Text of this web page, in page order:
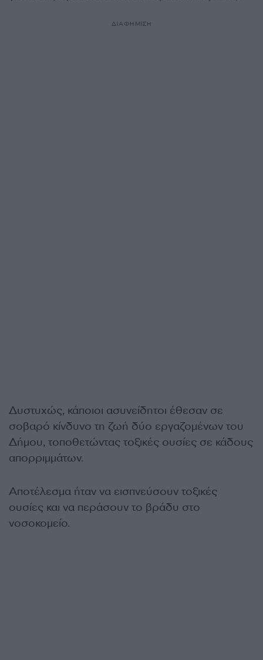
ΔΙΑΦΗΜΙΣΗ
Δυστυχώς, κάποιοι ασυνείδητοι έθεσαν σε
σοβαρό κίνδυνο τη ζωή δύο εργαζομένων του
Δήμου, τοποθετώντας τοξικές ουσίες σε κάδους
απορριμμάτων.
Αποτέλεσμα ήταν να εισπνεύσουν τοξικές
ουσίες και να περάσουν το βράδυ στο
νοσοκομείο.